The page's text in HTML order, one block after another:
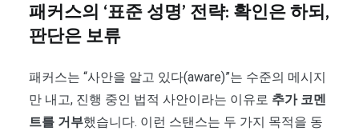
패커스의 ‘표준 성명’ 전략: 확인은 하되,
판단은 보류
패커스는 “사안을 알고 있다(aware)”는 수준의 메시지
만 내고, 진행 중인 법적 사안이라는 이유로 추가 코멘
트를 거부했습니다. 이런 스탠스는 두 가지 목적을 동